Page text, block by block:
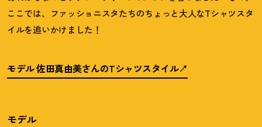
ここでは、ファッショニスタたちのちょっと大人なTシャツスタ
イルを追いかけました！
モデル 佐田真由美さんのTシャツスタイル
モデル